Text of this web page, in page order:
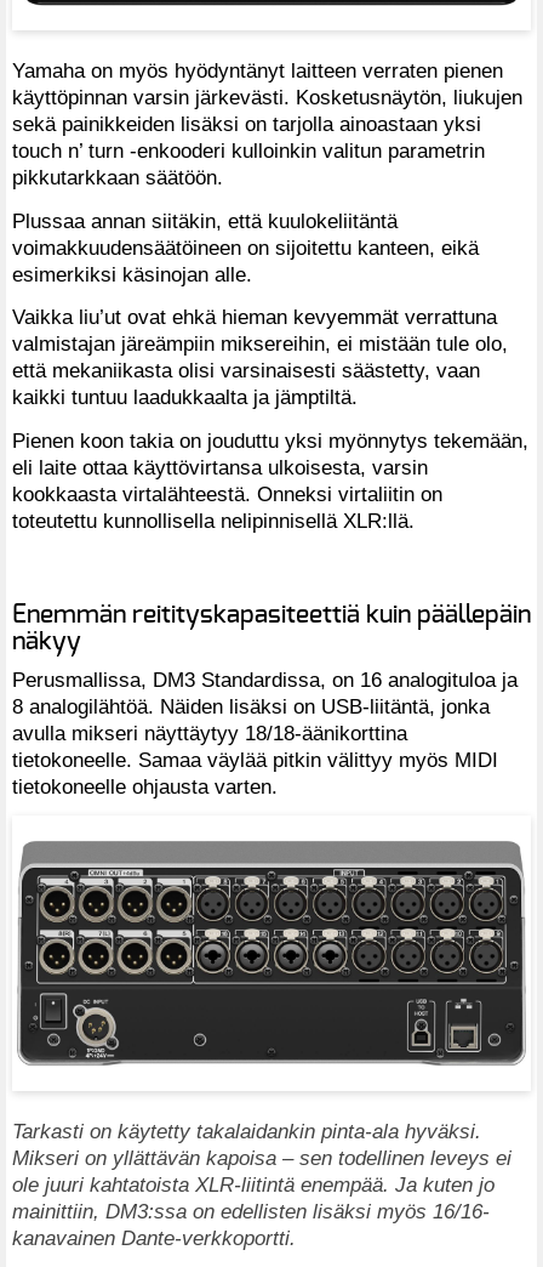
Yamaha on myös hyödyntänyt laitteen verraten pienen
käyttöpinnan varsin järkevästi. Kosketusnäytön, liukujen
sekä painikkeiden lisäksi on tarjolla ainoastaan yksi
touch n’ turn -enkooderi kulloinkin valitun parametrin
pikkutarkkaan säätöön.
Plussaa annan siitäkin, että kuulokeliitäntä
voimakkuudensäätöineen on sijoitettu kanteen, eikä
esimerkiksi käsinojan alle.
Vaikka liu’ut ovat ehkä hieman kevyemmät verrattuna
valmistajan järeämpiin miksereihin, ei mistään tule olo,
että mekaniikasta olisi varsinaisesti säästetty, vaan
kaikki tuntuu laadukkaalta ja jämptiltä.
Pienen koon takia on jouduttu yksi myönnytys tekemään,
eli laite ottaa käyttövirtansa ulkoisesta, varsin
kookkaasta virtalähteestä. Onneksi virtaliitin on
toteutettu kunnollisella nelipinnisellä XLR:llä.
Enemmän reitityskapasiteettiä kuin päällepäin
näkyy
Perusmallissa, DM3 Standardissa, on 16 analogituloa ja
8 analogilähtöä. Näiden lisäksi on USB-liitäntä, jonka
avulla mikseri näyttäytyy 18/18-äänikorttina
tietokoneelle. Samaa väylää pitkin välittyy myös MIDI
tietokoneelle ohjausta varten.
Tarkasti on käytetty takalaidankin pinta-ala hyväksi.
Mikseri on yllättävän kapoisa – sen todellinen leveys ei
ole juuri kahtatoista XLR-liitintä enempää. Ja kuten jo
mainittiin, DM3:ssa on edellisten lisäksi myös 16/16-
kanavainen Dante-verkkoportti.